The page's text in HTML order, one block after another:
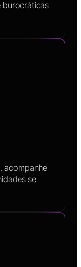
burocráticas
acompanhe
se